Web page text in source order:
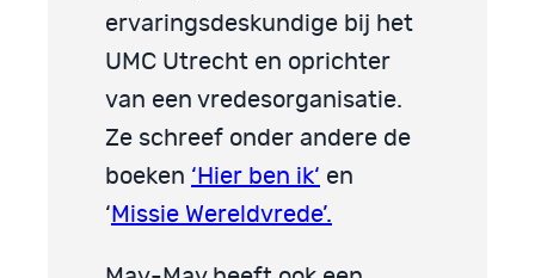
ervaringsdeskundige bij het
UMC Utrecht en oprichter
van een vredesorganisatie.
Ze schreef onder andere de
boeken ‘Hier ben ik‘ en
‘ Missie Wereldvrede’.